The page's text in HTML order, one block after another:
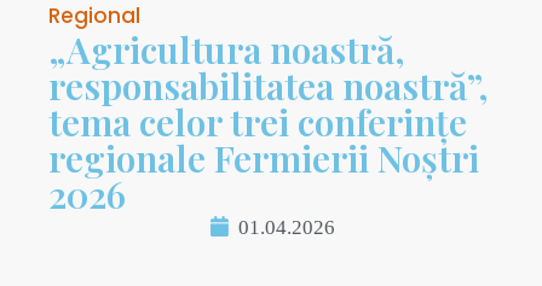
Regional
„Agricultura noastră,
responsabilitatea noastră”,
tema celor trei conferințe
regionale Fermierii Noștri
2026
01.04.2026